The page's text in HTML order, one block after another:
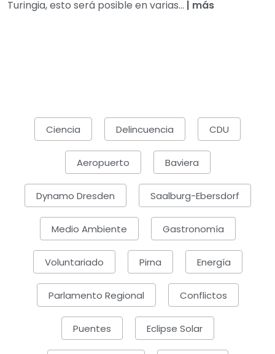
Turingia, esto será posible en varias... | más
Ciencia Delincuencia CDU
Aeropuerto Baviera
Dynamo Dresden Saalburg-Ebersdorf
Medio Ambiente Gastronomía
Voluntariado Pirna Energía
Parlamento Regional Conflictos
Puentes Eclipse Solar